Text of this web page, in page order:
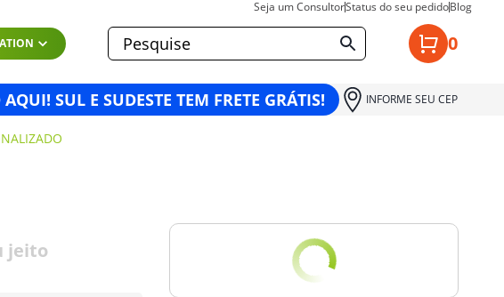
Seja um ConsultorStatus do seu pedidoBlog
0
AQUI! SUL E SUDESTE TEM FRETE GRÁTIS! INFORME SEU CEP
jeito